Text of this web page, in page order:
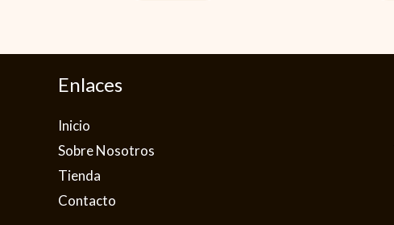
Enlaces
Inicio
Sobre Nosotros
Tienda
Contacto